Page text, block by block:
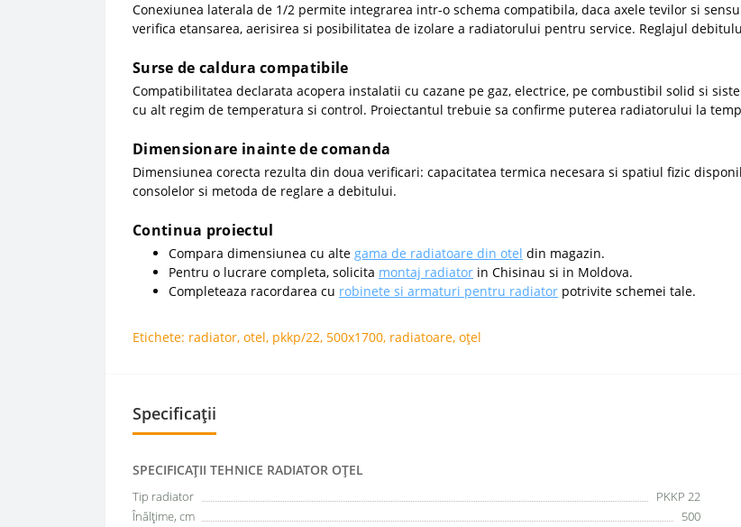
Conexiunea laterala de 1/2 permite integrarea intr-o schema compatibila, daca axele tevilor si
verifica etansarea, aerisirea si posibilitatea de izolare a radiatorului pentru service. Reglajul
Surse de caldura compatibile
Compatibilitatea declarata acopera instalatii cu cazane pe gaz, electrice, pe combustibil solid si
cu alt regim de temperatura si control. Proiectantul trebuie sa confirme puterea radiatorului la
Dimensionare inainte de comanda
Dimensiunea corecta rezulta din doua verificari: capacitatea termica necesara si spatiul fizic
consolelor si metoda de reglare a debitului.
Continua proiectul
Compara dimensiunea cu alte gama de radiatoare din otel din magazin.
Pentru o lucrare completa, solicita montaj radiator in Chisinau si in Moldova.
Completeaza racordarea cu robinete si armaturi pentru radiator potrivite schemei tale.
Etichete: radiator, otel, pkkp/22, 500x1700, radiatoare, oțel
Specificații
SPECIFICAŢII TEHNICE RADIATOR OȚEL
Tip radiator
PKKP 22
Înălțime, cm
500